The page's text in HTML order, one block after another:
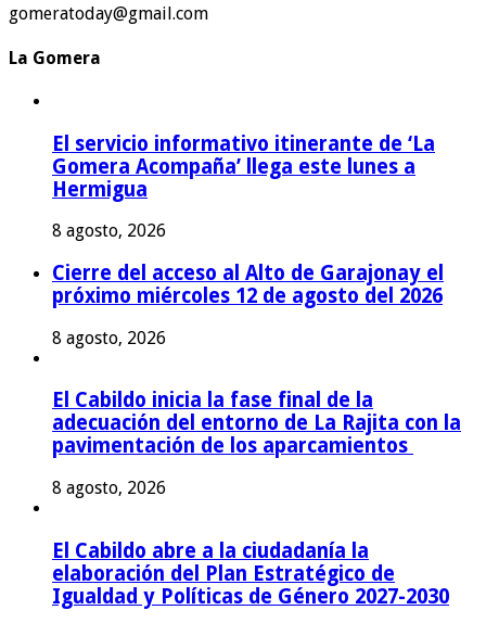
gomeratoday@gmail.com
La Gomera
El servicio informativo itinerante de ‘La
Gomera Acompaña’ llega este lunes a
Hermigua
8 agosto, 2026
Cierre del acceso al Alto de Garajonay el
próximo miércoles 12 de agosto del 2026
8 agosto, 2026
El Cabildo inicia la fase final de la
adecuación del entorno de La Rajita con la
pavimentación de los aparcamientos
8 agosto, 2026
El Cabildo abre a la ciudadanía la
elaboración del Plan Estratégico de
Igualdad y Políticas de Género 2027-2030